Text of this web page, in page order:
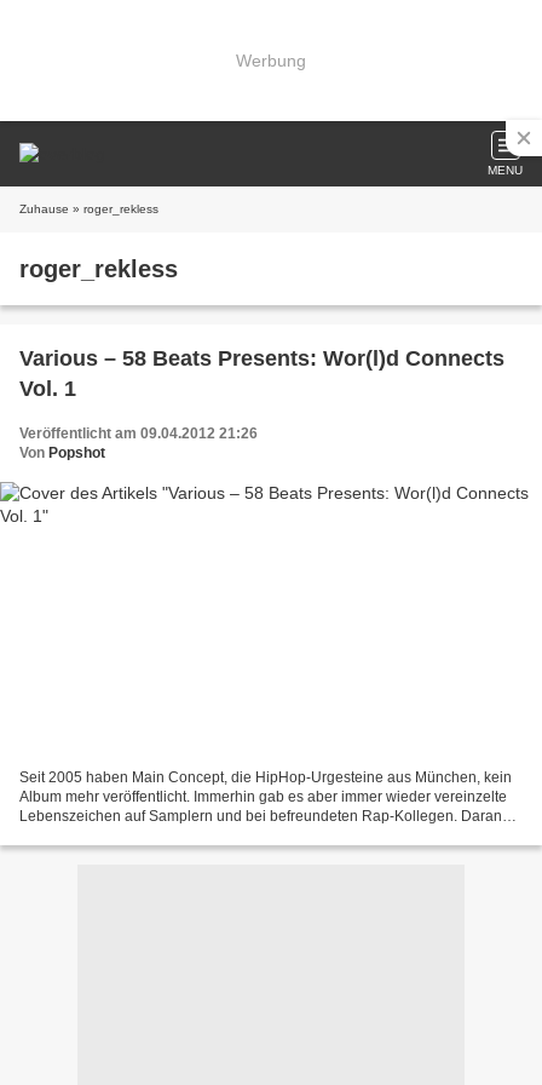
Werbung
MENU
Zuhause » roger_rekless
roger_rekless
Various – 58 Beats Presents: Wor(l)d Connects
Vol. 1
Veröffentlicht am 09.04.2012 21:26
Von Popshot
Seit 2005 haben Main Concept, die HipHop-Urgesteine aus München, kein
Album mehr veröffentlicht. Immerhin gab es aber immer wieder vereinzelte
Lebenszeichen auf Samplern und bei befreundeten Rap-Kollegen. Daran